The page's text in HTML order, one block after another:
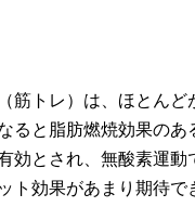
筋トレ）は、ほとんど
ると脂肪燃焼効果のあ
効とされ、無酸素運動
ト効果があまり期待で